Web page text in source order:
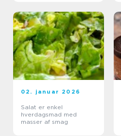
02. januar 2026
Salat er enkel
hverdagsmad med
masser af smag